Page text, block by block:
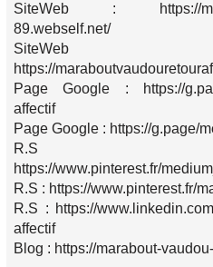
SiteWeb : https://
89.webself.net/
https://
Page Google : https://
affectif
Page Google : https://g.page/
https://www.pinterest.fr/
R.S : https://www.pinterest.fr/
R.S : https://
affectif
Blog : https://marabout-